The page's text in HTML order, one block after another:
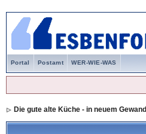
Portal Postamt WER-WIE-WAS
Die gute alte Küche - in neuem Gewand